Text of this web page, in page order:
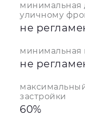
минимальная
уличному
не
минимальная
не
застройки
60%